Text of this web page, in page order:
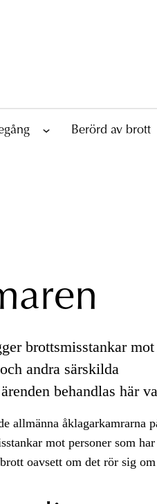
Berörd av brott
brottsmisstankar
andra särskilda
behandlas här
allmänna åklagarkamrarna
mot personer som
oavsett om det rör sig